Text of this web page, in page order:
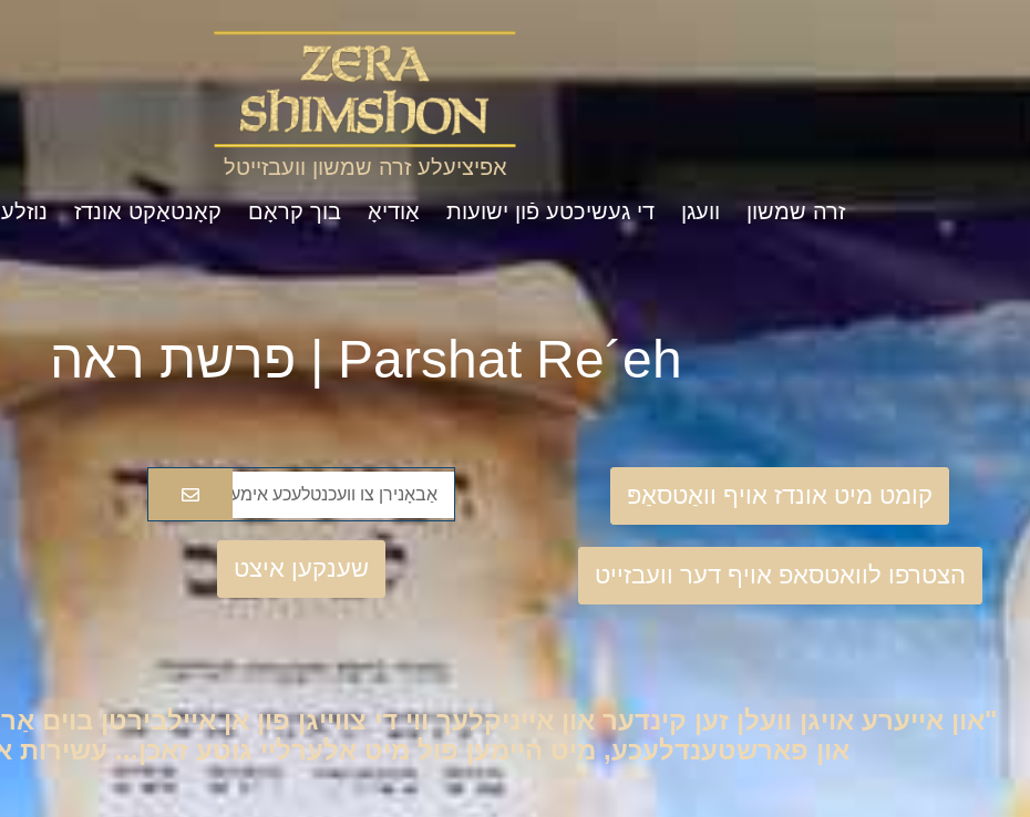
אפיציעלע זרה שמשון וועבזייטל
זרה שמשון
וועגן די געשיכטע פֿון ישועות אַודיאָ בוך קראָם קאָנטאַקט אונדז
Parshat Re´eh | פרשת ראה
קומט מיט אונדז אויף וואַטסאַפּ
הצטרפו לוואטסאפ אויף דער וועבזייט שענקען איצט
"און אייערע אויגן וועלן זען קינדער און אייניקלעך ווי די צווייגן פון אן איילבירטן
און פארשטענדלעכע, מיט היימען פול מיט אלערליי גוטע זאכן... עשירות